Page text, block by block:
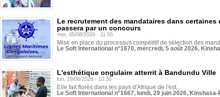
Le recrutement des mandataires dans
passera par un concours
mer, 05/08/2026 - 11:55
Mise en place du processus compétitif de sélection des
Le Soft International n°1670, mercredi, 5 août 2026,
L'esthétique ongulaire atterrit à Bandundu Ville
lun, 29/06/2026 - 10:30
Elle fait florès dans les pays d'Afrique de l'est...
Le Soft International n°1667, lundi, 29 juin 2026,